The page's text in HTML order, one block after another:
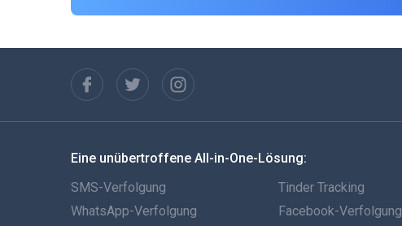
Eine unübertroffene All-in-One-Lösung:
SMS-Verfolgung
WhatsApp-Verfolgung
Tinder Tracking
Facebook-Verfolgung